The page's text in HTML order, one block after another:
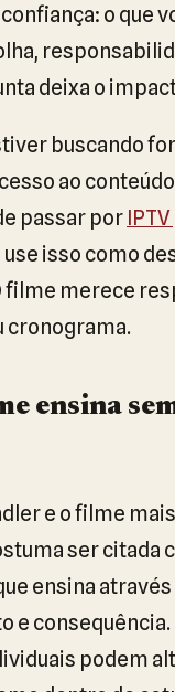
o que
deixa o
buscando
ao
passar por
use isso como
filme merece
cronograma.
ensina
e o filme
ser citada
ensina através
e consequência.
podem